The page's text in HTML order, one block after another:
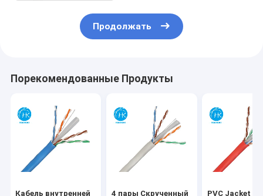
Продолжать
Порекомендованные Продукты
Кабель внутренней 4 пары Скрученный PVC Jacket